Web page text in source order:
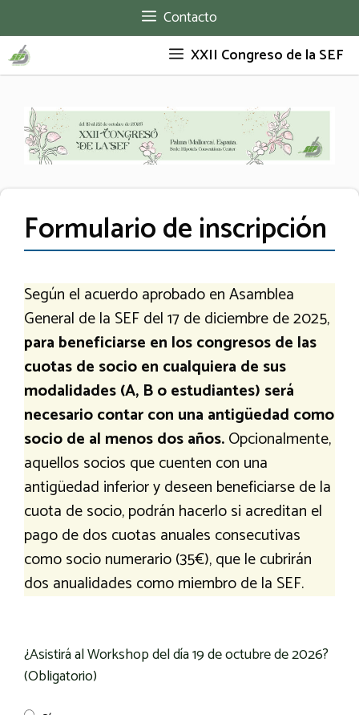
al
contenido
Contacto
XXII Congreso de la SEF
Formulario de inscripción
Según el acuerdo aprobado en Asamblea
General de la SEF del 17 de diciembre de 2025,
para beneficiarse en los congresos de las
cuotas de socio en cualquiera de sus
modalidades (A, B o estudiantes) será
necesario contar con una antigüedad como
socio de al menos dos años.Opcionalmente,
aquellos socios que cuenten con una
antigüedad inferior y deseen beneficiarse de la
cuota de socio, podrán hacerlo si acreditan el
pago de dos cuotas anuales consecutivas
como socio numerario (35€), que le cubrirán
dos anualidades como miembro de la SEF.
¿Asistirá al Workshop del día 19 de octubre de 2026?
(Obligatorio)